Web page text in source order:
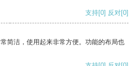
支持[0] 反对[0]
简洁，使用起来非常方便。功能的布局也